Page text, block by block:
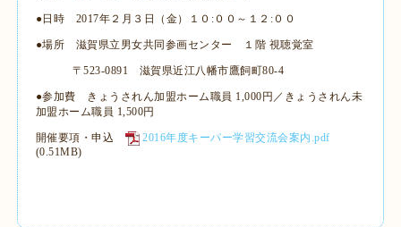
●日時 2017年２月３日（金）１０:００～１２:００
●場所 滋賀県立男女共同参画センター １階 視聴覚室
〒523-0891 滋賀県近江八幡市鷹飼町80-4
●参加費 きょうされん加盟ホーム職員 1,000円／きょうされん未
加盟ホーム職員 1,500円
開催要項・申込
2016年度キーパー学習交流会案内.pdf
(0.51MB)